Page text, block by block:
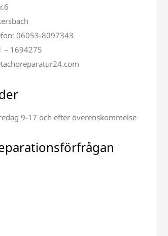
och
Komponenter
06053-8097343
– 1694275
9-17 och efter överenskommelse